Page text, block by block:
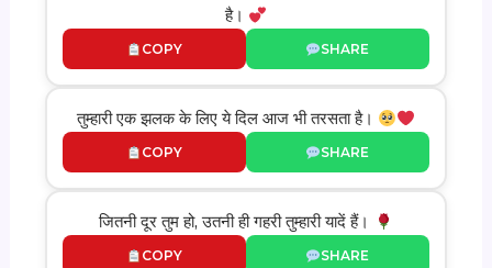
है।
COPY SHARE
तुम्हारी एक झलक के लिए ये दिल आज भी तरसता है।
COPY SHARE
जितनी दूर तुम हो, उतनी ही गहरी तुम्हारी यादें हैं।
COPY SHARE